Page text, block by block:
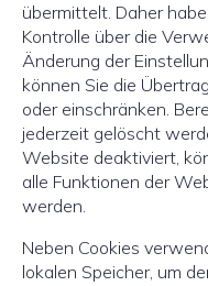
übermittelt. Daher
Kontrolle über die
Änderung der
können Sie die
oder einschränken.
jederzeit gelöscht
Website deaktiviert,
alle Funktionen der
werden.
Neben Cookies
lokalen Speicher, um